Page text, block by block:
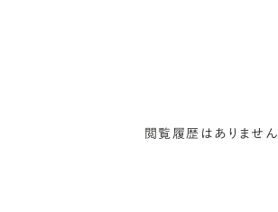
閲覧履歴はありません